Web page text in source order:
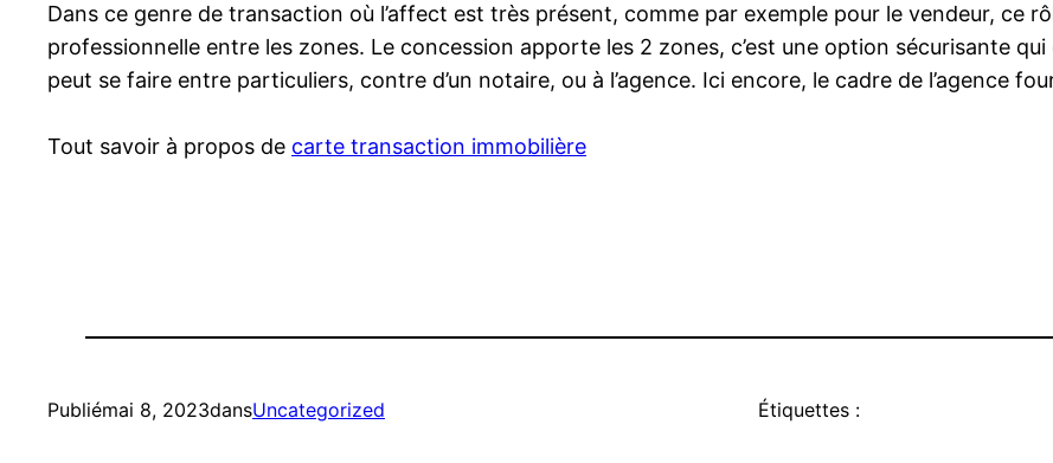
Dans ce genre de transaction où l’affect est très présent, comme par exemple pour le vendeur, ce
professionnelle entre les zones. Le concession apporte les 2 zones, c’est une option sécurisante
peut se faire entre particuliers, contre d’un notaire, ou à l’agence. Ici encore, le cadre de l’agence
Tout savoir à propos de carte transaction immobilière
Publiémai 8, 2023dansUncategorized Étiquettes :